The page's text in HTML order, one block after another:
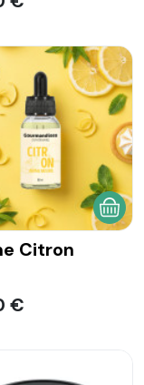
Citron
€